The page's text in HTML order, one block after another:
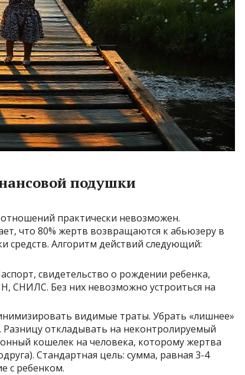
подушки
практически невозможен.
что 80% жертв возвращаются к абьюзеру в
средств. Алгоритм действий следующий:
свидетельство о рождении ребенка,
СНИЛС. Без них невозможно устроиться на
видимые траты. Убрать «лишнее»
Разницу откладывать на неконтролируемый
кошелек на человека, которому жертва
Стандартная цель: сумма, равная 3-4
с ребенком.